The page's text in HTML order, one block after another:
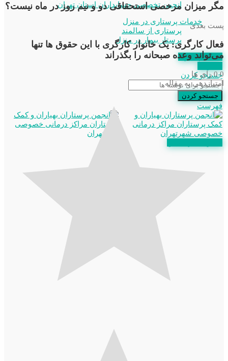
انجمن تخصصی حسابداران استان تهران
خدمات پرستاری در منزل
پرستاری از سالمند
پرستار بیمار در منزل
استعلام مدرک
جستجو کردن
جستجو کردن
فهرست
مگر میزان مرخصی استحقاقی دو و نیم روز در ماه نیست؟
پست بعدی
فعال کارگری: یک خانوار کارگری با این حقوق ها تنها
می‌تواند وعده صبحانه را بگذراند
0
0 رای ها
امتیازدهی به مقاله